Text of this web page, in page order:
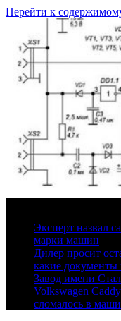
Перейти к
Эксперт назвал
марки машин
Дилер просит
какие документы
Завод имени
Volkswagen
сломалось в